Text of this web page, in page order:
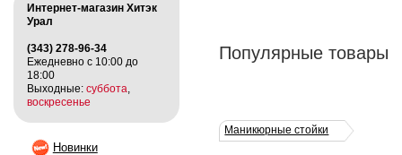
Интернет-магазин Хитэк
Урал
(343) 278-96-34
Ежедневно с 10:00 до
18:00
Выходные: суббота
воскресенье
Новинки
Популярные товары
Маникюрные стойки